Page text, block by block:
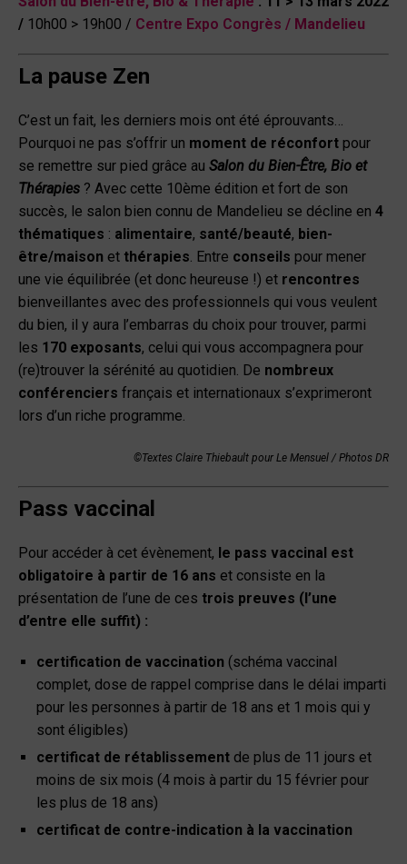
/ 10h00 > 19h00 / Centre Expo Congrès / Mandelieu
La pause Zen
C’est un fait, les derniers mois ont été éprouvants…
Pourquoi ne pas s’offrir un moment de réconfort pour
se remettre sur pied grâce au Salon du Bien-Être, Bio et
Thérapies ? Avec cette 10ème édition et fort de son
succès, le salon bien connu de Mandelieu se décline en 4
thématiques : alimentaire, santé/beauté, bien-
être/maison et thérapies . Entre conseils pour mener
une vie équilibrée (et donc heureuse !) et rencontres
bienveillantes avec des professionnels qui vous veulent
du bien, il y aura l’embarras du choix pour trouver, parmi
les 170 exposants, celui qui vous accompagnera pour
(re)trouver la sérénité au quotidien. De nombreux
conférenciers français et internationaux s’exprimeront
lors d’un riche programme.
©Textes Claire Thiebault pour Le Mensuel / Photos DR
Pass vaccinal
Pour accéder à cet évènement, le pass vaccinal est
obligatoire à partir de 16 ans et consiste en la
présentation de l’une de ces trois preuves (l’une
d’entre elle suffit) :
certification de vaccination (schéma vaccinal
complet, dose de rappel comprise dans le délai imparti
pour les personnes à partir de 18 ans et 1 mois qui y
sont éligibles)
certificat de rétablissement de plus de 11 jours et
moins de six mois (4 mois à partir du 15 février pour
les plus de 18 ans)
certificat de contre-indication à la vaccination